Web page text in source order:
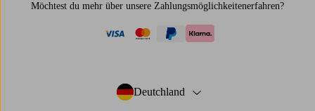
Möchtest du mehr über unsere Zahlungsmöglichkeitenerfahren?
Deutchland
- Land auswählen